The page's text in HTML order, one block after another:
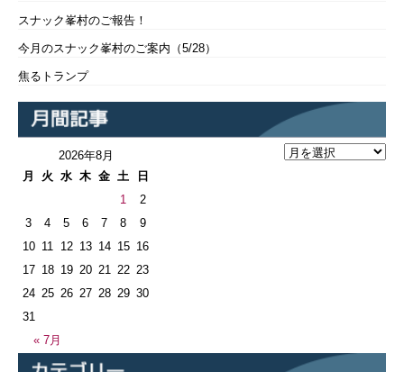
スナック峯村のご報告！
今月のスナック峯村のご案内（5/28）
焦るトランプ
2026年8月
月
火 水 木 金 土 日
« 7月
1
2
3
4 5 6 7 8
9
10 11 12 13 14 15 16
17 18 19 20 21 22 23
24 25 26 27 28 29 30
31